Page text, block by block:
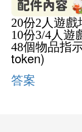
20份2人遊戲
10份3/4人遊
48個物品指
token)
答案